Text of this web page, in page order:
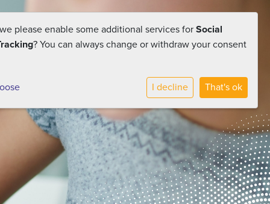
GMR Vervangingspool Contact
please enable some additional services forSocial
? You can always change or withdraw your consent
I decline That's ok